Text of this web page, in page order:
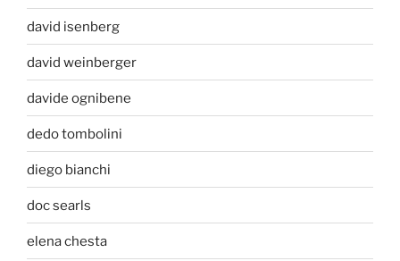
david isenberg
david weinberger
davide ognibene
dedo tombolini
diego bianchi
doc searls
elena chesta